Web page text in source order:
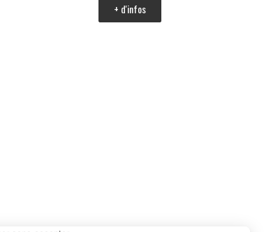
+ d'infos